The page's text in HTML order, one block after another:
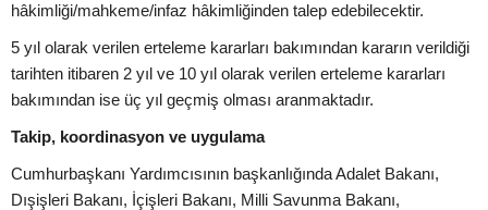
hâkimliği/mahkeme/infaz hâkimliğinden talep edebilecektir.
5 yıl olarak verilen erteleme kararları bakımından kararın verildiği
tarihten itibaren 2 yıl ve 10 yıl olarak verilen erteleme kararları
bakımından ise üç yıl geçmiş olması aranmaktadır.
Takip, koordinasyon ve uygulama
Cumhurbaşkanı Yardımcısının başkanlığında Adalet Bakanı,
Dışişleri Bakanı, İçişleri Bakanı, Milli Savunma Bakanı,